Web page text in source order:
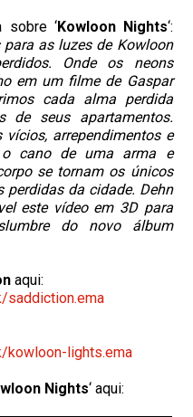
sobre ‘Kowloon Nights‘:
as luzes de Kowloon
Onde os neons
em um filme de Gaspar
cada alma perdida
de seus apartamentos.
arrependimentos e
cano de uma arma e
se tornam os únicos
da cidade. Dehn
este vídeo em 3D para
do novo álbum
aqui:
saddiction.ema
kowloon-lights.ema
Nights‘ aqui: